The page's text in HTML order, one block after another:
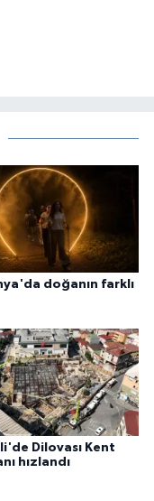
doğanın farklı
Dilovası Kent
hızlandı